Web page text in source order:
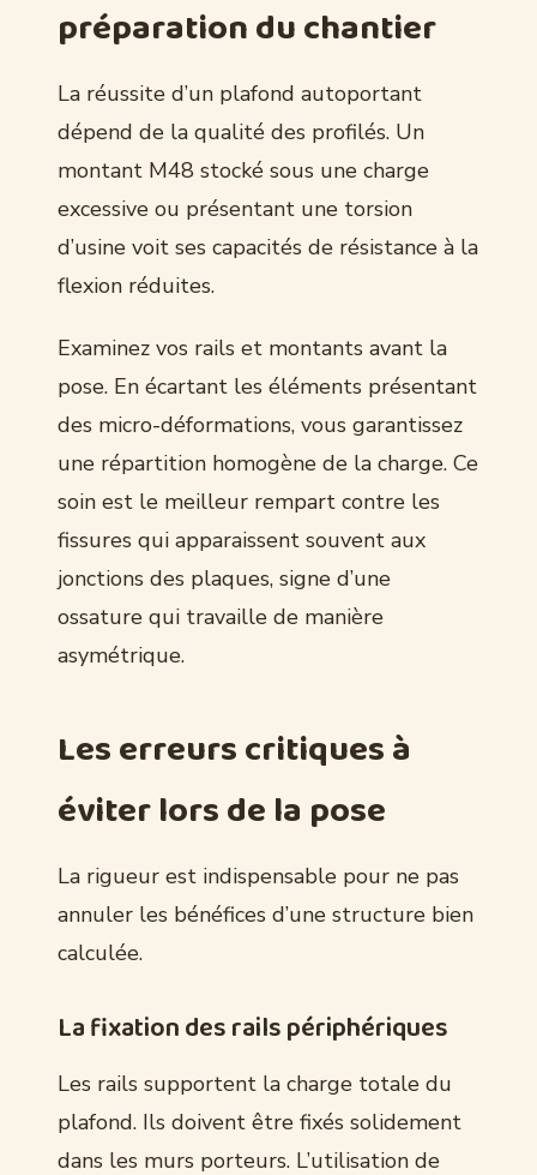
préparation du chantier
La réussite d’un plafond autoportant
dépend de la qualité des profilés. Un
montant M48 stocké sous une charge
excessive ou présentant une torsion
d’usine voit ses capacités de résistance à la
flexion réduites.
Examinez vos rails et montants avant la
pose. En écartant les éléments présentant
des micro-déformations, vous garantissez
une répartition homogène de la charge. Ce
soin est le meilleur rempart contre les
fissures qui apparaissent souvent aux
jonctions des plaques, signe d’une
ossature qui travaille de manière
asymétrique.
Les erreurs critiques à
éviter lors de la pose
La rigueur est indispensable pour ne pas
annuler les bénéfices d’une structure bien
calculée.
La fixation des rails périphériques
Les rails supportent la charge totale du
plafond. Ils doivent être fixés solidement
dans les murs porteurs. L’utilisation de